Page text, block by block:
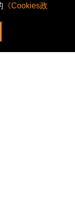
《Cookies政